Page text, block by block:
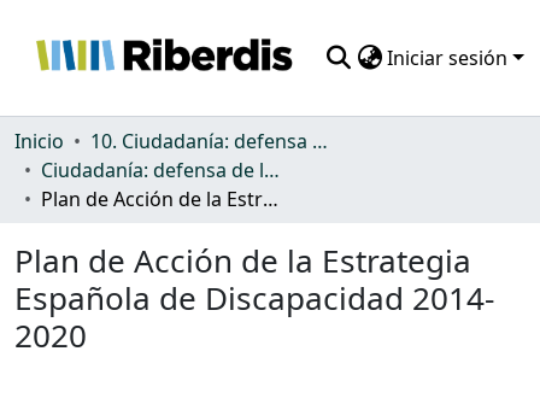
Iniciar sesión
Comunidades
Todo DSpace
Inicio
10. Ciudadanía: defensa de los derechos y discriminación
Ciudadanía: defensa de los derechos y discriminación
Plan de Acción de la Estrategia Española de Discapacidad 2014-2020
Plan de Acción de la Estrategia
Española de Discapacidad 2014-
2020